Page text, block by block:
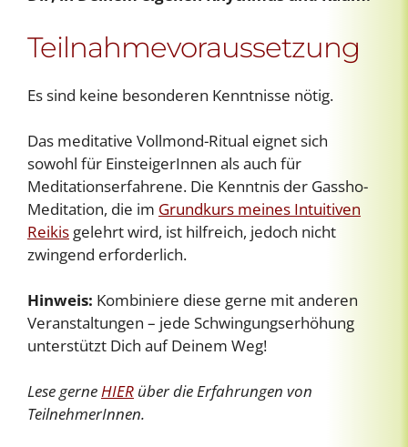
Teilnahmevoraussetzung
Es sind keine besonderen Kenntnisse nötig.
Das meditative Vollmond-Ritual eignet sich
sowohl für EinsteigerInnen als auch für
Meditationserfahrene. Die Kenntnis der Gassho-
Meditation, die im Grundkurs meines Intuitiven
Reikis gelehrt wird, ist hilfreich, jedoch nicht
zwingend erforderlich.
Hinweis: Kombiniere diese gerne mit anderen
Veranstaltungen – jede Schwingungserhöhung
unterstützt Dich auf Deinem Weg!
Lese gerneHIER über die Erfahrungen von
TeilnehmerInnen.